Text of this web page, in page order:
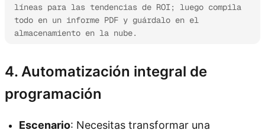
líneas para las tendencias de ROI; luego compila
todo en un informe PDF y guárdalo en el
almacenamiento en la nube.
4. Automatización integral de
programación
Escenario: Necesitas transformar una